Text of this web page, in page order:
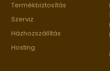
Termékbiztosítás
Szerviz
Házhozszállítás
Hosting